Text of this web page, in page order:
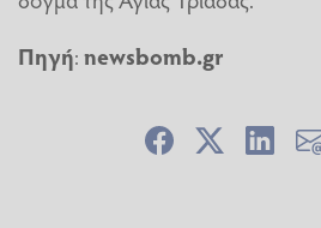
Πηγή:newsbomb.gr